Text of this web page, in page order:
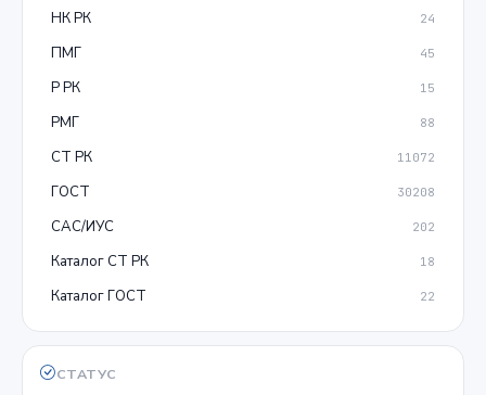
НК РК 24
ПМГ 45
Р РК 15
РМГ 88
СТ РК 11072
ГОСТ 30208
САС/ИУС 202
Каталог СТ РК 18
Каталог ГОСТ 22
СТАТУС